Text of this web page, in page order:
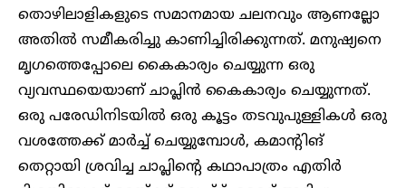
തൊഴിലാളികളുടെ സമാനമായ ചലനവും ആണല്ലോ
അതിൽ സമീകരിച്ചു കാണിച്ചിരിക്കുന്നത്. മനുഷ്യനെ
മൃഗത്തെപ്പോലെ കൈകാര്യം ചെയ്യുന്ന ഒരു
വ്യവസ്ഥയെയാണ് ചാപ്ലിൻ കൈകാര്യം ചെയ്യുന്നത്.
ഒരു പരേഡിനിടയിൽ ഒരു കൂട്ടം തടവുപുള്ളികൾ ഒരു
വശത്തേക്ക് മാർച്ച് ചെയ്യുമ്പോൾ, കമാന്റിങ്
തെറ്റായി ശ്രവിച്ച ചാപ്ലിന്റെ കഥാപാത്രം എതിർ